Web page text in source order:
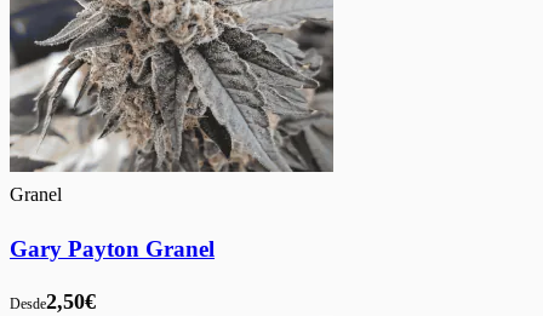
Granel
Gary Payton Granel
Desde2,50€